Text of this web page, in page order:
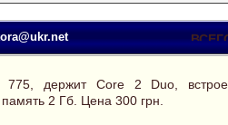
775, держит Core 2 Duo,
2 Гб. Цена 300 грн.